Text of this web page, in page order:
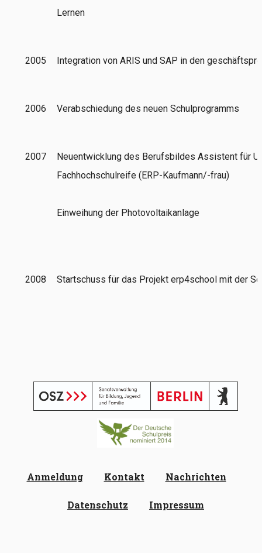
Lernen
2005 Integration von ARIS und SAP in den
2006 Verabschiedung des neuen Schulprogramms
2007
Neuentwicklung des Berufsbildes Assistent für
Fachhochschulreife (ERP-Kaufmann/-frau)
Einweihung der Photovoltaikanlage
2008 Startschuss für das Projekt erp4school mit der
Anmeldung Kontakt Nachrichten
Datenschutz Impressum